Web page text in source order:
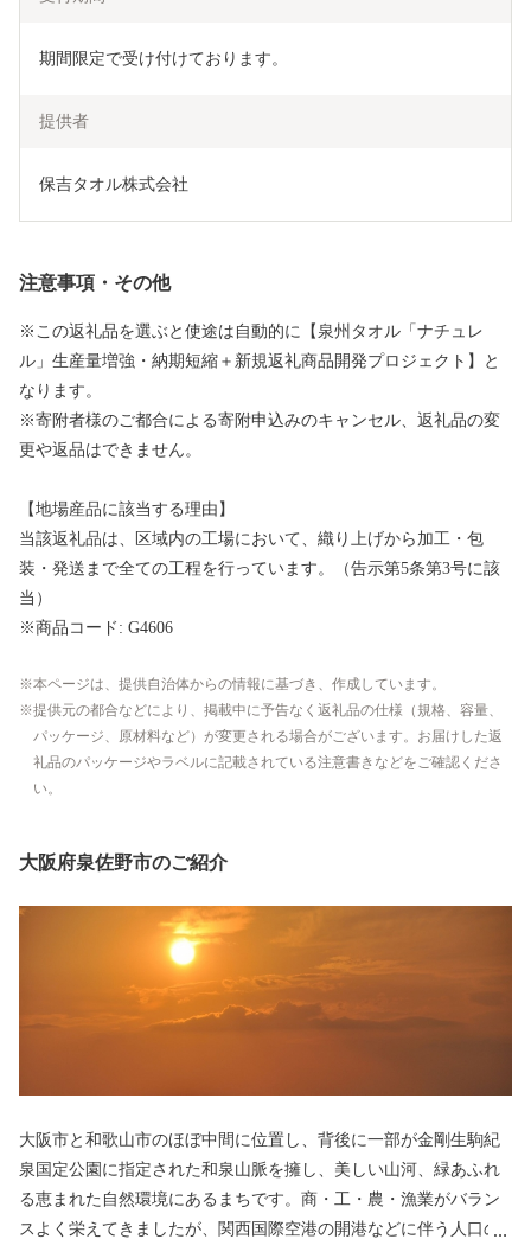
期間限定で受け付けております。
提供者
保吉タオル株式会社
注意事項・その他
※この返礼品を選ぶと使途は自動的に【泉州タオル「ナチュレ
ル」生産量増強・納期短縮＋新規返礼商品開発プロジェクト】と
なります。
※寄附者様のご都合による寄附申込みのキャンセル、返礼品の変
更や返品はできません。
【地場産品に該当する理由】
当該返礼品は、区域内の工場において、織り上げから加工・包
装・発送まで全ての工程を行っています。（告示第5条第3号に該
当）
※商品コード: G4606
本ページは、提供自治体からの情報に基づき、作成しています。
提供元の都合などにより、掲載中に予告なく返礼品の仕様（規格、容量、
パッケージ、原材料など）が変更される場合がございます。お届けした返
礼品のパッケージやラベルに記載されている注意書きなどをご確認くださ
い。
大阪府泉佐野市のご紹介
大阪市と和歌山市のほぼ中間に位置し、背後に一部が金剛生駒紀
泉国定公園に指定された和泉山脈を擁し、美しい山河、緑あふれ
る恵まれた自然環境にあるまちです。商・工・農・漁業がバラン
スよく栄えてきましたが、関西国際空港の開港などに伴う人口の